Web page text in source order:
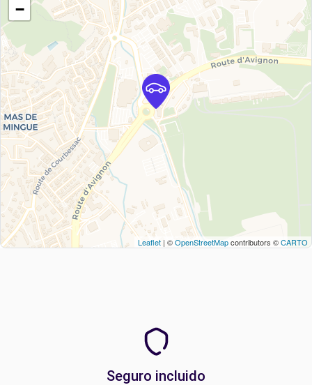
−
Leaflet | ©OpenStreetMapcontributors ©CARTO
Seguro incluido